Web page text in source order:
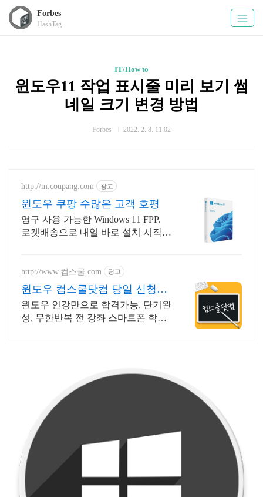
Forbes
HashTag
IT/How to
윈도우11 작업 표시줄 미리 보기 썸
네일 크기 변경 방법
Forbes 2022. 2. 8. 11:02
http://m.coupang.com 광고
윈도우 쿠팡 수많은 고객 호평
영구 사용 가능한 Windows 11 FPP.
로켓배송으로 내일 바로 설치 시작!
http://www.컴스쿨.com 광고
윈도우 컴스쿨닷컴 당일 신청&
결제시 기프티콘!
윈도우 인강만으로 합격가능, 단기완
성, 무한반복 전 강좌 스마트폰 학습